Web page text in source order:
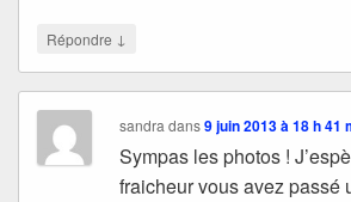
Répondre ↓
sandradans9 juin 2013 à 18 h 41
Sympas les photos !
fraicheur vous avez